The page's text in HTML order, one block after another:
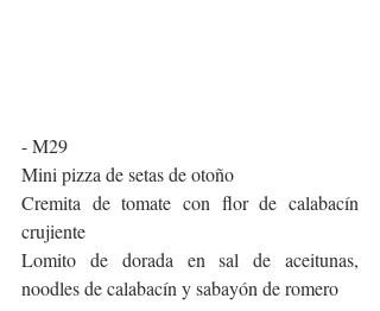
- M29
Mini pizza de setas de otoño
Cremita de tomate con flor de calabacín
crujiente
Lomito de dorada en sal de aceitunas,
noodles de calabacín y sabayón de romero